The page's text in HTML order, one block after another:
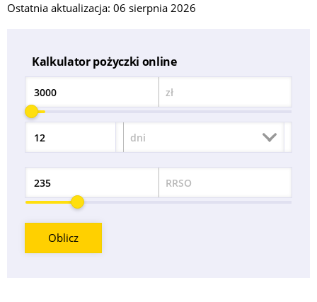
Ostatnia aktualizacja: 06 sierpnia 2026
Kalkulator pożyczki online
Kwota zł
Okres dni
Odsetek RRSO
Oblicz